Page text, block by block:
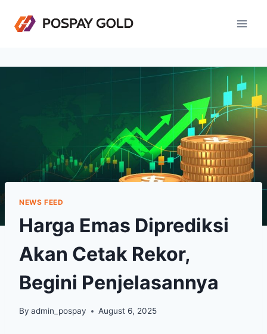
NEWS FEED
Harga Emas Diprediksi
Akan Cetak Rekor,
Begini Penjelasannya
By admin_pospay August 6, 2025